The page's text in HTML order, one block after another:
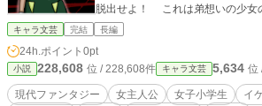
脱出せよ！ これは弟想いの少女
キャラ文芸 完結 長編
24h.ポイント 0pt
小説 228,608 位 / 228,608件 キャラ文芸 5,634 位
現代ファンタジー 女主人公 女子小学生 イ